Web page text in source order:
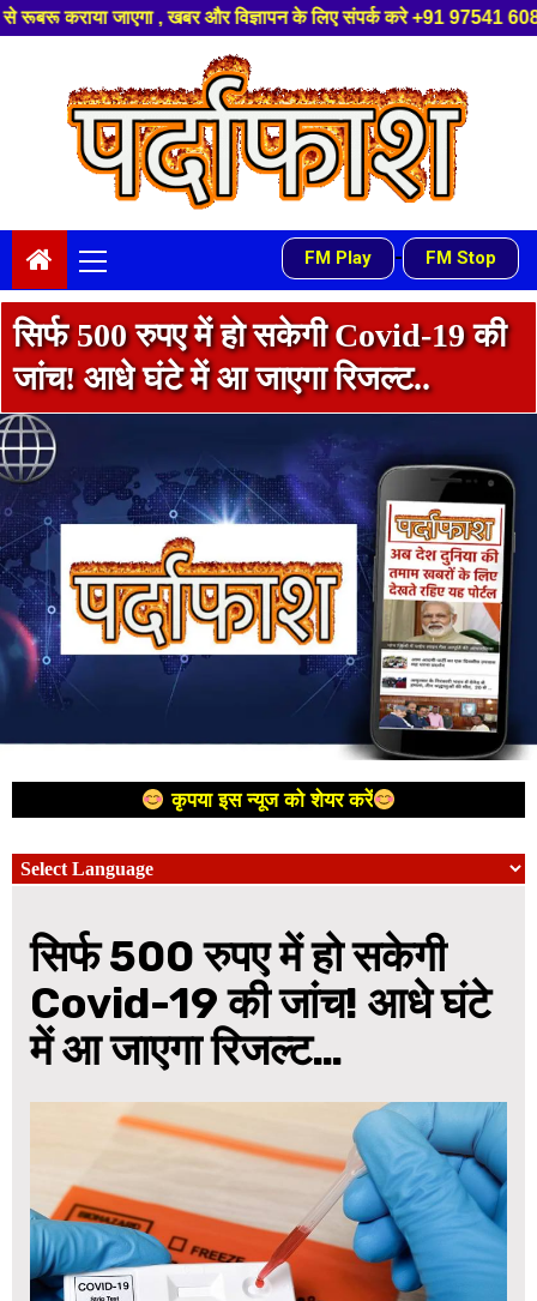
के लिए संपर्क करे +91 97541 60816 ,हमारे यूट्यूब चैनल को
content
Menu
FM Play - FM Stop
सिर्फ 500 रुपए में हो सकेगी Covid-19 की
जांच! आधे घंटे में आ जाएगा रिजल्ट..
कृपया इस न्यूज को शेयर करें
सिर्फ 500 रुपए में हो सकेगी
Covid-19 की जांच! आधे घंटे
में आ जाएगा रिजल्ट…